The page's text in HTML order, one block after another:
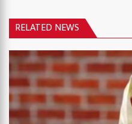
RELATED NEWS